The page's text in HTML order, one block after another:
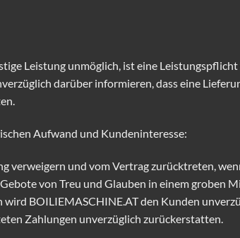
Leistung unmöglich, ist eine
darüber informieren, dass eine
Aufwand und Kundeninteresse:
verweigern und vom Vertrag zurücktreten,
von Treu und Glauben in einem groben
BOILIEMASCHINE.AT den Kunden
Zahlungen unverzüglich zurückerstatten.